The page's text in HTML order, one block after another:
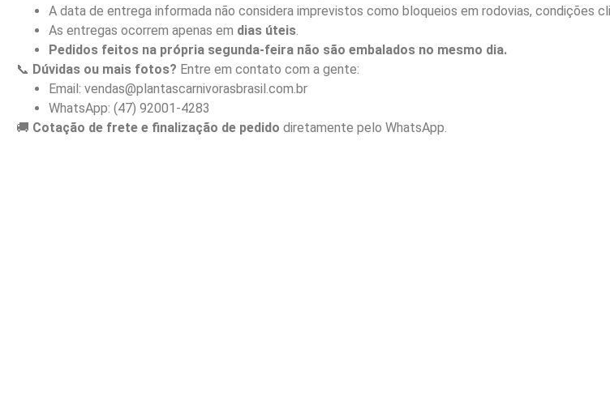
A data de entrega informada não considera imprevistos como bloqueios em rodovias, condições
As entregas ocorrem apenas em dias úteis.
Pedidos feitos na própria segunda-feira não são embalados no mesmo dia.
📞 Dúvidas ou mais fotos? Entre em contato com a gente:
Email: vendas@plantascarnivorasbrasil.com.br
WhatsApp: (47) 92001-4283
🚚 Cotação de frete e finalização de pedido diretamente pelo WhatsApp.